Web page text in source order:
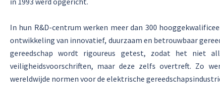
In hun R&D-centrum werken meer dan 300
ontwikkeling van innovatief, duurzaam en betrouwbaar
gereedschap wordt rigoureus getest, zodat het niet
veiligheidsvoorschriften, maar deze zelfs overtreft. Zo
wereldwijde normen voor de elektrische